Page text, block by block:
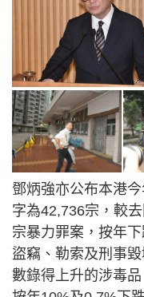
鄧炳強亦公布本港
字為42,736宗，較
宗暴力罪案，按年
盜竊、勒索及刑事
數錄得上升的涉毒